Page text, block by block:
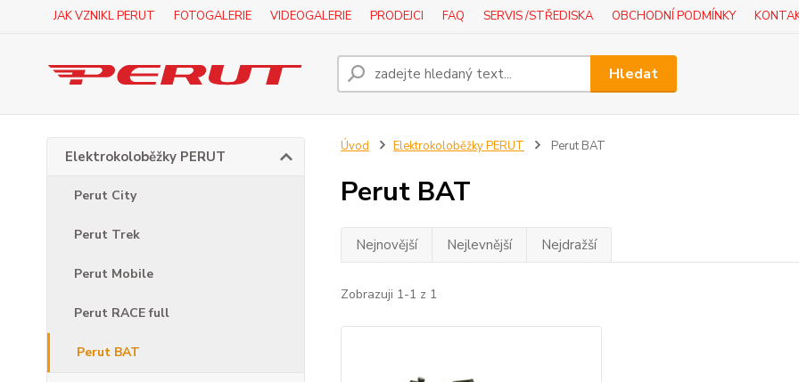
JAK VZNIKL PERUT FOTOGALERIE VIDEOGALERIE PRODEJCI FAQ SERVIS /STŘEDISKA OBCHODNÍ PODMÍNKY
Hledat
Elektrokoloběžky PERUT
Perut City
Perut Trek
Perut Mobile
Perut RACE full
Perut BAT
Úvod Elektrokoloběžky PERUT Perut BAT
Perut BAT
Nejnovější Nejlevnější Nejdražší
Zobrazuji 1-1 z 1